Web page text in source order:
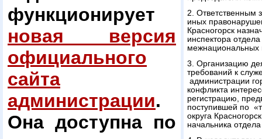
функционирует
новая версия
официального
сайта
администрации.
Она доступна по
2. Ответственным
иных
Красногорск
инспектора
межнациональных
3. Организацию
требований к
администрации
конфликта
регистрацию,
поступившей по
округа
начальника